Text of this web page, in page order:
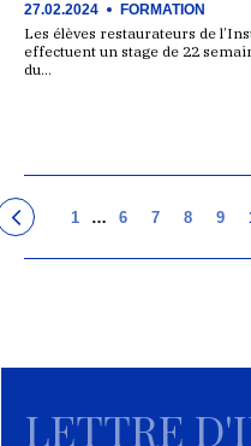
27.02.2024 FORMATION
Les élèves restaurateurs de
effectuent un stage de 22
du…
1 … 6 7 8 9
LETTRE